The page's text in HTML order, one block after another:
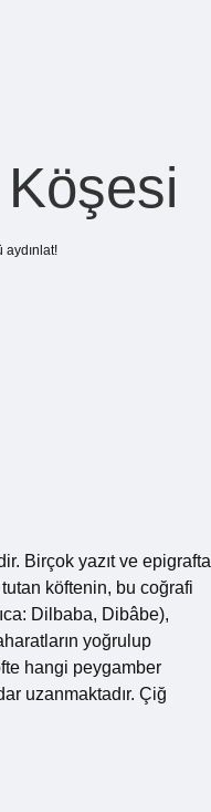
Köşesi
aydınlat!
Birçok yazıt ve epigrafta
köftenin, bu coğrafi
Dilbaba, Dibâbe),
yoğrulup
hangi peygamber
uzanmaktadır. Çiğ